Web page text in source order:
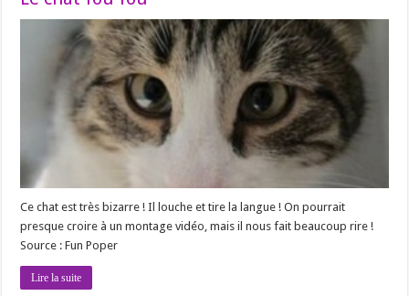
Ce chat est très bizarre ! Il louche et tire la langue ! On pourrait
presque croire à un montage vidéo, mais il nous fait beaucoup rire !
Source : Fun Poper
Lire la suite